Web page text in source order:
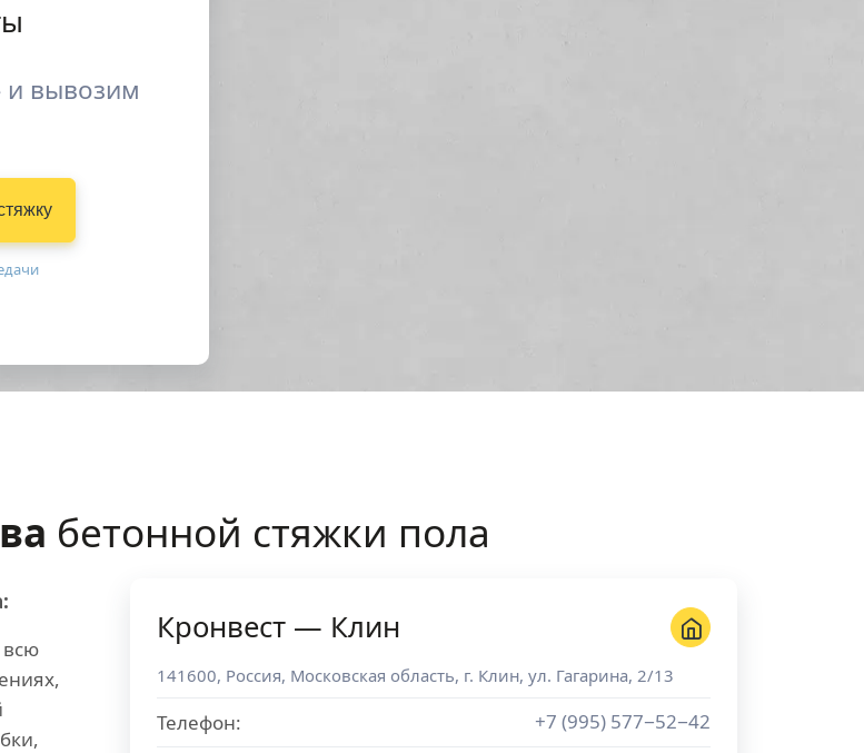
и вывозим
бетонной стяжки пола
всю
Кронвест — Клин
141600, Россия, Московская область, г. Клин, ул. Гагарина, 2/13
Телефон:
+7 (995) 577−52−42